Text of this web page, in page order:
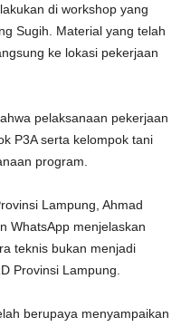
di workshop yang
Sugih. Material yang telah
ke lokasi pekerjaan
pelaksanaan pekerjaan
P3A serta kelompok tani
program.
Lampung, Ahmad
WhatsApp menjelaskan
teknis bukan menjadi
Provinsi Lampung.
berupaya menyampaikan